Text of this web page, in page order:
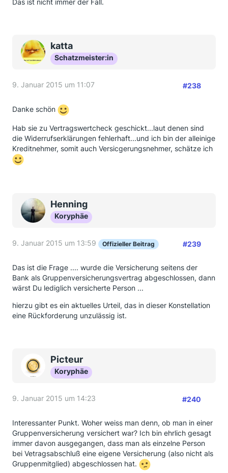
Das ist nicht immer der Fall.
katta
Schatzmeister:in
9. Januar 2015 um 11:07 #238
Danke schön
Hab sie zu Vertragswertcheck geschickt...laut denen sind
die Widerrufserklärungen fehlerhaft...und ich bin der alleinige
Kreditnehmer, somit auch Versicgerungsnehmer, schätze ich
Henning
Koryphäe
9. Januar 2015 um 13:59 Offizieller Beitrag #239
Das ist die Frage .... wurde die Versicherung seitens der
Bank als Gruppenversicherungsvertrag abgeschlossen, dann
wärst Du lediglich versicherte Person ...
hierzu gibt es ein aktuelles Urteil, das in dieser Konstellation
eine Rückforderung unzulässig ist.
Picteur
Koryphäe
9. Januar 2015 um 14:23 #240
Interessanter Punkt. Woher weiss man denn, ob man in einer
Gruppenversicherung versichert war? Ich bin ehrlich gesagt
immer davon ausgegangen, dass man als einzelne Person
bei Vetragsabschluß eine eigene Versicherung (also nicht als
Gruppenmitglied) abgeschlossen hat.